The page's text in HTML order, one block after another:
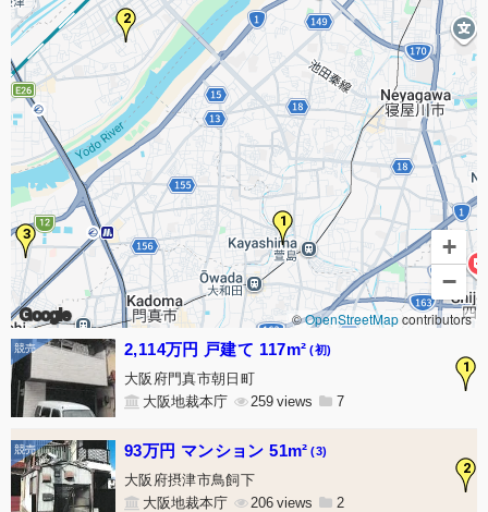
1
2
3
Google
+
−
©OpenStreetMapcontributors
1
2,114万円 戸建て 117m² (初)
大阪府門真市朝日町
大阪地裁本庁
259 7
2
93万円 マンション 51m² (3)
大阪府摂津市鳥飼下
大阪地裁本庁
206 2